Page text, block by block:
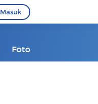
Masuk
Foto